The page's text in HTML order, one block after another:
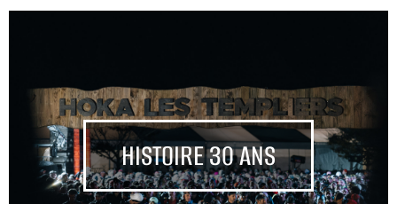
HISTOIRE 30 ANS